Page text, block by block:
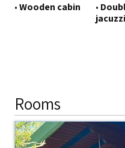
•Wooden cabin •
jacuzzi
Rooms